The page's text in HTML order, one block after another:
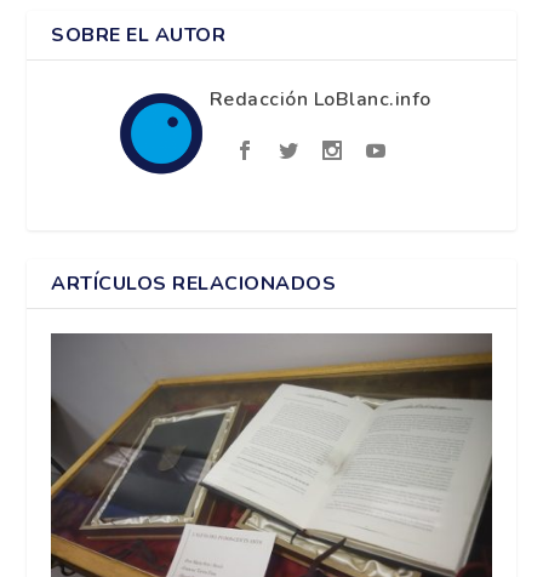
SOBRE EL AUTOR
Redacción LoBlanc.info
ARTÍCULOS RELACIONADOS